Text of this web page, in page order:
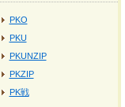
PKO
PKU
PKUNZIP
PKZIP
PK戦